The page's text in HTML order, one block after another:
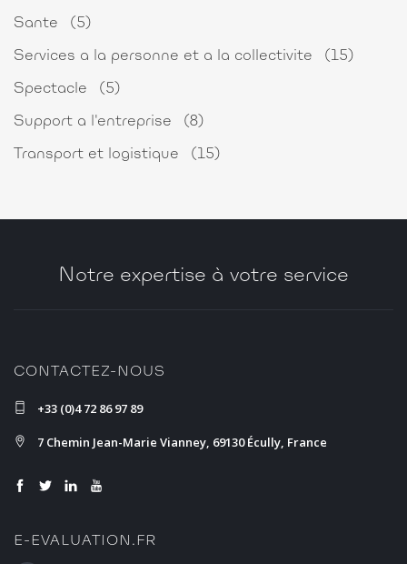
Sante (5)
Services a la personne et a la collectivite (15)
Spectacle (5)
Support a l'entreprise (8)
Transport et logistique (15)
Notre expertise à votre service
CONTACTEZ-NOUS
+33 (0)4 72 86 97 89
7 Chemin Jean-Marie Vianney, 69130 Écully, France
E-EVALUATION.FR